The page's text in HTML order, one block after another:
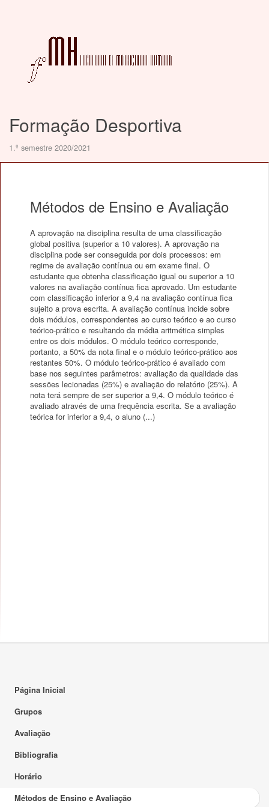
Formação Desportiva
1.º semestre 2020/2021
Métodos de Ensino e Avaliação
A aprovação na disciplina resulta de uma classificação
global positiva (superior a 10 valores). A aprovação na
disciplina pode ser conseguida por dois processos: em
regime de avaliação contínua ou em exame final. O
estudante que obtenha classificação igual ou superior a 10
valores na avaliação contínua fica aprovado. Um estudante
com classificação inferior a 9,4 na avaliação contínua fica
sujeito a prova escrita. A avaliação contínua incide sobre
dois módulos, correspondentes ao curso teórico e ao curso
teórico-prático e resultando da média aritmética simples
entre os dois módulos. O módulo teórico corresponde,
portanto, a 50% da nota final e o módulo teórico-prático aos
restantes 50%. O módulo teórico-prático é avaliado com
base nos seguintes parâmetros: avaliação da qualidade das
sessões lecionadas (25%) e avaliação do relatório (25%). A
nota terá sempre de ser superior a 9,4. O módulo teórico é
avaliado através de uma frequência escrita. Se a avaliação
teórica for inferior a 9,4, o aluno (...)
Página Inicial
Grupos
Avaliação
Bibliografia
Horário
Métodos de Ensino e Avaliação